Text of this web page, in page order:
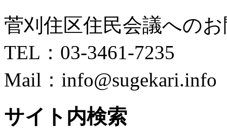
菅刈住区住民会議への
TEL：03-3461-7235
Mail：info@sugekari.info
サイト内検索